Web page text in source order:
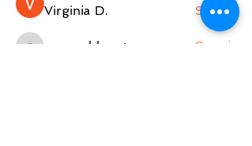
Virginia D. Seguir
esmeralda-gtzz
Seguir